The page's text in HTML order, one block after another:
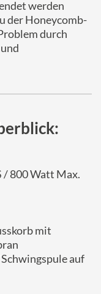
werden
der Honeycomb-
durch
/ 800 Watt Max.
mit
auf